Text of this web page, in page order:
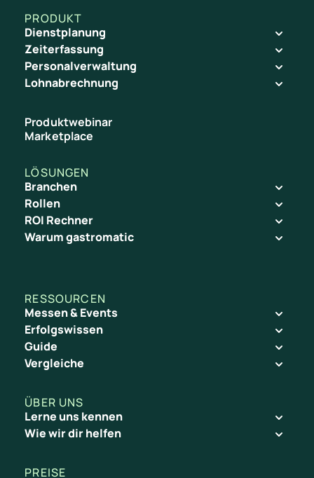
PRODUKT
Dienstplanung
Zeiterfassung
Personalverwaltung
Lohnabrechnung
Produktwebinar
Marketplace
LÖSUNGEN
Branchen
Rollen
ROI Rechner
Warum gastromatic
RESSOURCEN
Messen & Events
Erfolgswissen
Guide
Vergleiche
ÜBER UNS
Lerne uns kennen
Wie wir dir helfen
PREISE